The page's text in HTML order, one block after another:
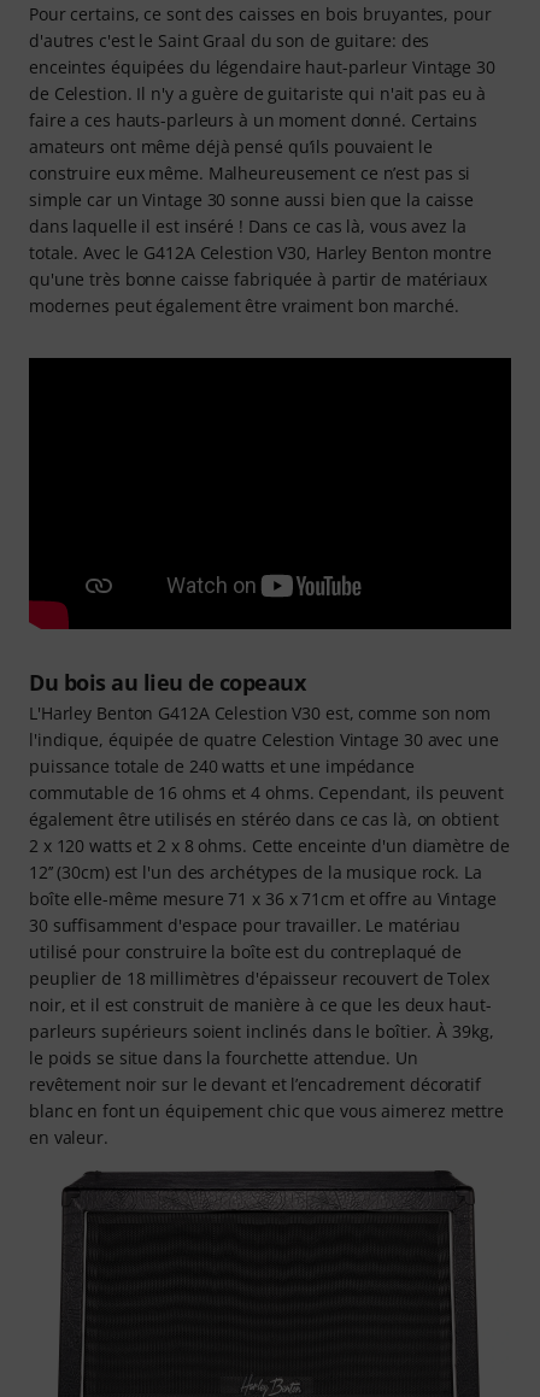
Pour certains, ce sont des caisses en bois bruyantes, pour
d'autres c'est le Saint Graal du son de guitare: des
enceintes équipées du légendaire haut-parleur Vintage 30
de Celestion. Il n'y a guère de guitariste qui n'ait pas eu à
faire a ces hauts-parleurs à un moment donné. Certains
amateurs ont même déjà pensé qu’ils pouvaient le
construire eux même. Malheureusement ce n’est pas si
simple car un Vintage 30 sonne aussi bien que la caisse
dans laquelle il est inséré ! Dans ce cas là, vous avez la
totale. Avec le G412A Celestion V30, Harley Benton montre
qu'une très bonne caisse fabriquée à partir de matériaux
modernes peut également être vraiment bon marché.
Du bois au lieu de copeaux
L'Harley Benton G412A Celestion V30 est, comme son nom
l'indique, équipée de quatre Celestion Vintage 30 avec une
puissance totale de 240 watts et une impédance
commutable de 16 ohms et 4 ohms. Cependant, ils peuvent
également être utilisés en stéréo dans ce cas là, on obtient
2 x 120 watts et 2 x 8 ohms. Cette enceinte d'un diamètre de
12’’ (30cm) est l'un des archétypes de la musique rock. La
boîte elle-même mesure 71 x 36 x 71cm et offre au Vintage
30 suffisamment d'espace pour travailler. Le matériau
utilisé pour construire la boîte est du contreplaqué de
peuplier de 18 millimètres d'épaisseur recouvert de Tolex
noir, et il est construit de manière à ce que les deux haut-
parleurs supérieurs soient inclinés dans le boîtier. À 39kg,
le poids se situe dans la fourchette attendue. Un
revêtement noir sur le devant et l’encadrement décoratif
blanc en font un équipement chic que vous aimerez mettre
en valeur.